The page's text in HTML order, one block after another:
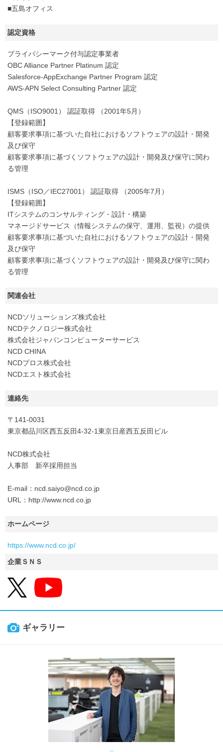
■五島オフィス
認定資格
プライバシーマーク付与認定事業者
OBC Alliance Partner Platinum 認定
Salesforce-AppExchange Partner Program 認定
AWS-APN Select Consulting Partner 認定
QMS（ISO9001） 認証取得 （2001年5月）
【登録範囲】
顧客要求事項に基づいた自社におけるソフトウェアの設計・開発
及び保守
顧客要求事項に基づくソフトウェアの設計・開発及び保守に関わ
る管理
ISMS（ISO／IEC27001） 認証取得 （2005年7月）
【登録範囲】
ITシステムのコンサルティング・設計・構築
マネージドサービス（情報システムの保守、運用、監視）の提供
顧客要求事項に基づいた自社におけるソフトウェアの設計・開発
及び保守
顧客要求事項に基づくソフトウェアの設計・開発及び保守に関わ
る管理
関連会社
NCDソリューションズ株式会社
NCDテクノロジー株式会社
株式会社ジャパンコンピューターサービス
NCD CHINA
NCDプロス株式会社
NCDエスト株式会社
連絡先
〒141-0031
東京都品川区西五反田4-32-1東京日産西五反田ビル
NCD株式会社
人事部 新卒採用担当
E-mail：ncd.saiyo@ncd.co.jp
URL：http://www.ncd.co.jp
ホームページ
https://www.ncd.co.jp/
企業ＳＮＳ
ギャラリー